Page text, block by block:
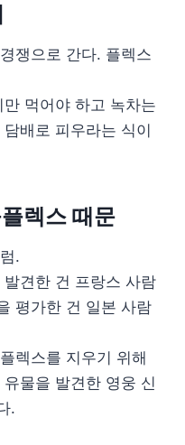
쟁으로 간다. 플렉스
먹어야 하고 녹차는
배로 피우라는 식이
플렉스 때문
.
견한 건 프랑스 사람
평가한 건 일본 사람
렉스를 지우기 위해
물을 발견한 영웅 신
.